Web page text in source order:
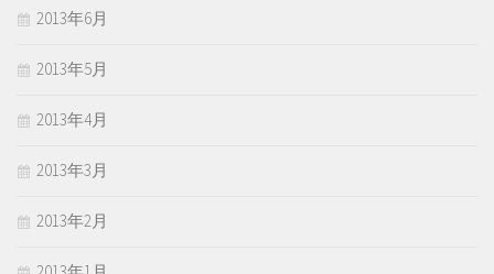
2013年6月
2013年5月
2013年4月
2013年3月
2013年2月